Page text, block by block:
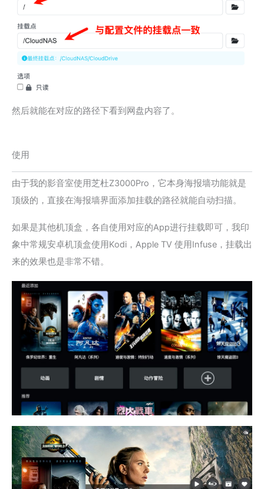
然后就能在对应的路径下看到网盘内容了。
使用
由于我的影音室使用芝杜Z3000Pro，它本身海报墙功能就是
顶级的，直接在海报墙界面添加挂载的路径就能自动扫描。
如果是其他机顶盒，各自使用对应的App进行挂载即可，我印
象中常规安卓机顶盒使用Kodi，Apple TV 使用Infuse，挂载出
来的效果也是非常不错。